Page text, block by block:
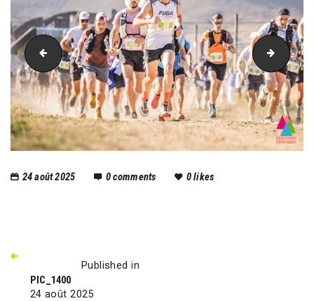
PIC_1380
24 août 2025 0comments 0likes
Published in
PIC_1400
24 août 2025